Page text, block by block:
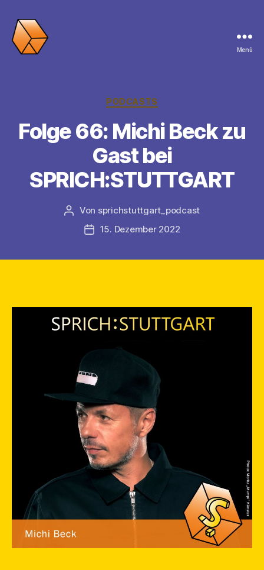
Menü
Kategorien
PODCASTS
Folge 66: Michi Beck zu
Gast bei
SPRICH:STUTTGART
Beitragsautor
Von sprichstuttgart_podcast
Veröffentlichungsdatum
15. Dezember 2022